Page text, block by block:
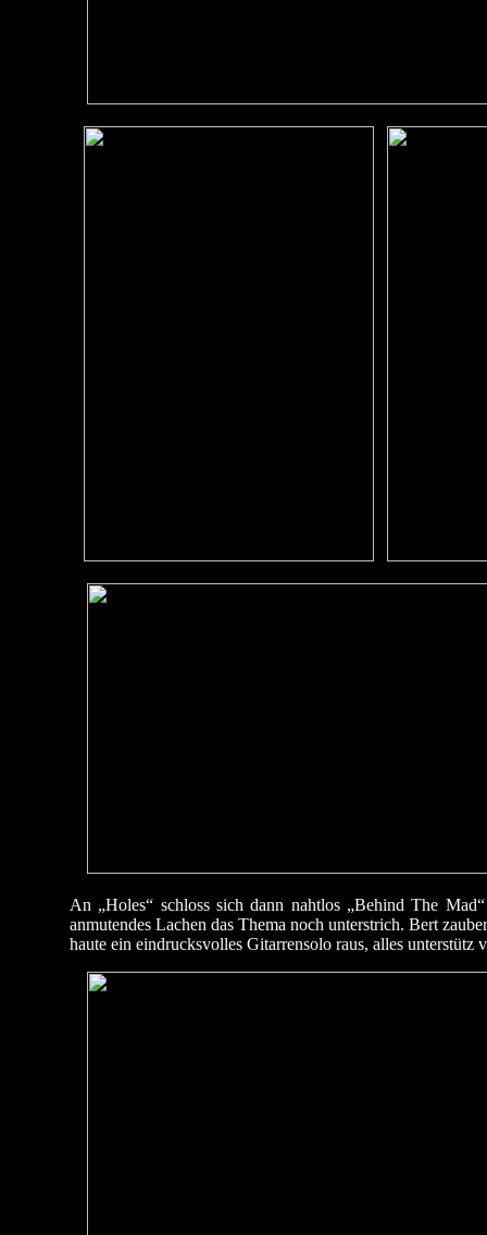
An „Holes“ schloss sich dann nahtlos „Behind The
anmutendes Lachen das Thema noch unterstrich. Bert
haute ein eindrucksvolles Gitarrensolo raus, alles unterstütz